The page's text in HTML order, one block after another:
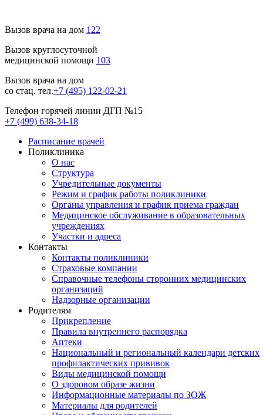
Вызов врача на дом 122
Вызов круглосуточной
медицинской помощи 103
Вызов врача на дом
со стац. тел.+7 (495) 122-02-21
Телефон горячей линии ДГП №15
+7 (499) 638-34-18
Расписание врачей
Поликлиника
О нас
Структура
Учредительные документы
Режим и график работы поликлиники
Органы управления и график приема граждан
Медицинское обслуживание в образовательных
учреждениях
Участки и адреса
Контакты
Контакты поликлиники
Страховые компании
Справочные телефоны сторонних медицинских
организаций
Надзорные организации
Родителям
Прикрепление
Правила внутреннего распорядка
Аптеки
Национальный и региональный календари детских
профилактических прививок
Виды медицинской помощи
О здоровом образе жизни
Информационные материалы по ЗОЖ
Материалы для родителей